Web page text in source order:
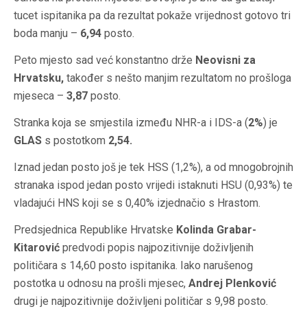
tucet ispitanika pa da rezultat pokaže vrijednost gotovo tri
boda manju – 6,94 posto.
Peto mjesto sad već konstantno drže Neovisni za
Hrvatsku, također s nešto manjim rezultatom no prošloga
mjeseca – 3,87 posto.
Stranka koja se smjestila između NHR-a i IDS-a (2%) je
GLAS s postotkom 2,54.
Iznad jedan posto još je tek HSS (1,2%), a od mnogobrojnih
stranaka ispod jedan posto vrijedi istaknuti HSU (0,93%) te
vladajući HNS koji se s 0,40% izjednačio s Hrastom.
Predsjednica Republike Hrvatske Kolinda Grabar-
Kitarović predvodi popis najpozitivnije doživljenih
političara s 14,60 posto ispitanika. Iako narušenog
postotka u odnosu na prošli mjesec, Andrej Plenković
drugi je najpozitivnije doživljeni političar s 9,98 posto.